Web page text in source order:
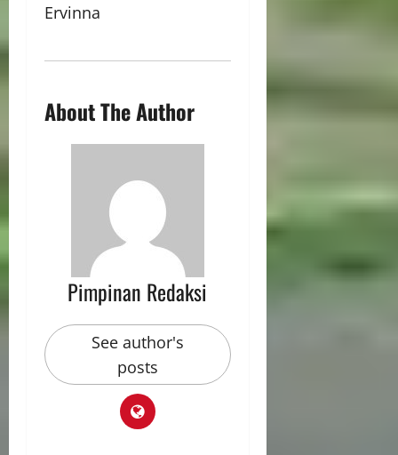
Ervinna
About The Author
Pimpinan Redaksi
See author's
posts